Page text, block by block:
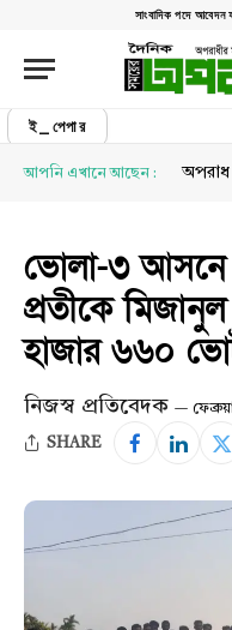
সাংবাদিক পদে আবেদন
ই_পেপার
আপনি এখানে আছেন : অপরাধ
ভোলা-৩ আসনে
প্রতীকে
হাজার ৬৬০
নিজস্ব প্রতিবেদক
SHARE